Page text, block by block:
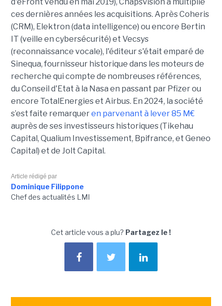
d'eFront vendu en mai 2019), Chapsvision a multiplié
ces dernières années les acquisitions. Après Coheris
(CRM), Elektron (data intelligence) ou encore Bertin
IT (veille en cybersécurité) et Vecsys
(reconnaissance vocale), l'éditeur s'était emparé de
Sinequa, fournisseur historique dans les moteurs de
recherche qui compte de nombreuses références,
du Conseil d'Etat à la Nasa en passant par Pfizer ou
encore TotalEnergies et Airbus. En 2024, la société
s’est faite remarqueren parvenant à lever 85 M€
auprès de ses investisseurs historiques (Tikehau
Capital, Qualium Investissement, Bpifrance, et Geneo
Capital) et de Jolt Capital.
Article rédigé par
Dominique Filippone
Chef des actualités LMI
Cet article vous a plu? Partagez le !